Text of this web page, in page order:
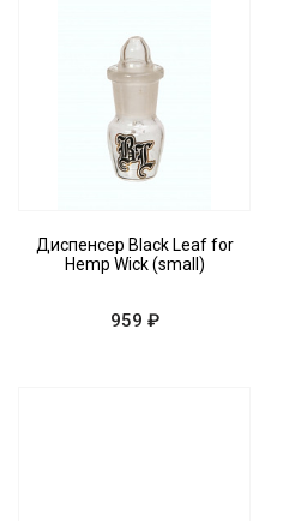
Диспенсер Black Leaf for
Hemp Wick (small)
959 ₽